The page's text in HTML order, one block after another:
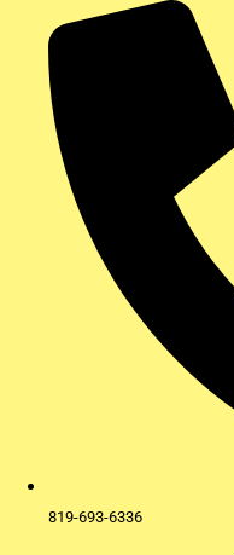
contenu
819-693-6336